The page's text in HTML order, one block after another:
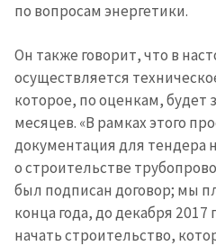
по вопросам энергетики.
Он также говорит, что в
осуществляется
которое, по оценкам, будет
месяцев. «В рамках этого
документация для тендера
о строительстве
был подписан договор; мы
конца года, до декабря 2017
начать строительство,